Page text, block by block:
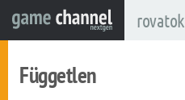
rovatok
Független